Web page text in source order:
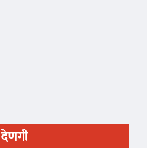
देणगी